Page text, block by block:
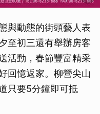
與動態的街頭藝人表
至初三還有舉辦房客
活動，春節豐富精采
回憶返家。柳營尖山
只要5分鐘即可抵